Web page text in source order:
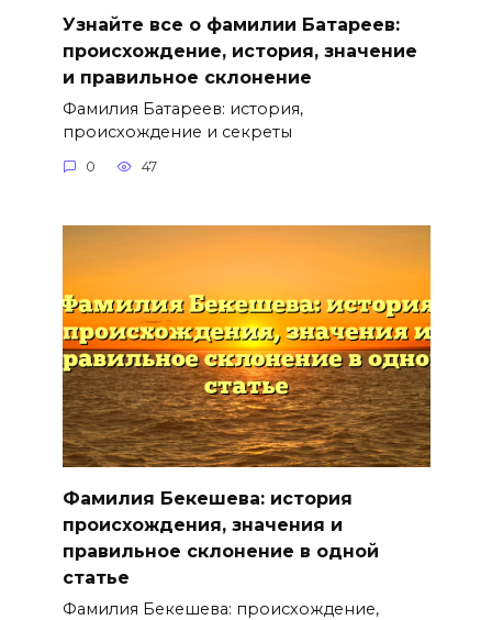
Узнайте все о фамилии Батареев:
происхождение, история, значение
и правильное склонение
Фамилия Батареев: история,
происхождение и секреты
0 47
Фамилия Бекешева: история
происхождения, значения и
правильное склонение в одной
статье
Фамилия Бекешева: происхождение,